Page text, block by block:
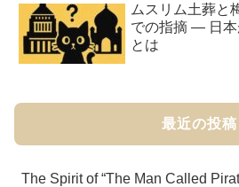
ムスリム土葬と
での指摘 ― 日本
とは
最近の投稿
The Spirit of “The Man Called